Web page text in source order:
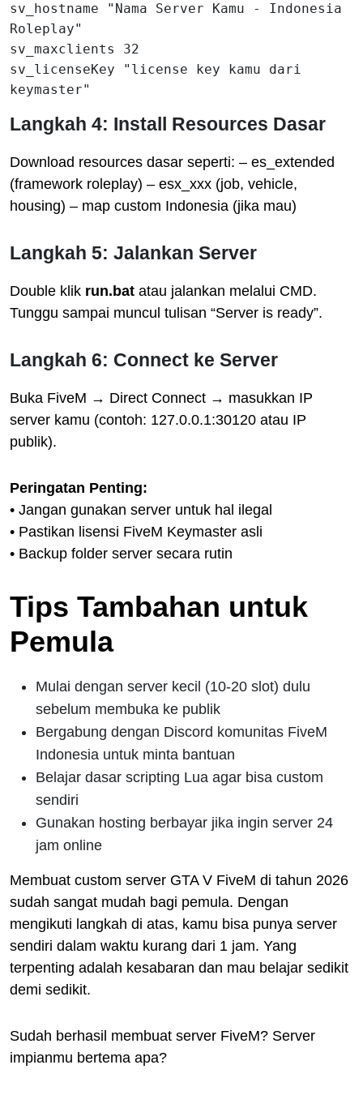
sv_hostname "Nama Server Kamu - Indonesia
Roleplay"
sv_maxclients 32
sv_licenseKey "license key kamu dari
Langkah 4: Install Resources Dasar
Download resources dasar seperti: – es_extended
(framework roleplay) – esx_xxx (job, vehicle,
housing) – map custom Indonesia (jika mau)
Langkah 5: Jalankan Server
Double klik run.bat atau jalankan melalui CMD.
Tunggu sampai muncul tulisan “Server is ready”.
Langkah 6: Connect ke Server
Buka FiveM → Direct Connect → masukkan IP
server kamu (contoh: 127.0.0.1:30120 atau IP
publik).
Peringatan Penting:
• Jangan gunakan server untuk hal ilegal
• Pastikan lisensi FiveM Keymaster asli
• Backup folder server secara rutin
Tips Tambahan untuk
Pemula
Mulai dengan server kecil (10-20 slot) dulu
sebelum membuka ke publik
Bergabung dengan Discord komunitas FiveM
Indonesia untuk minta bantuan
Belajar dasar scripting Lua agar bisa custom
sendiri
Gunakan hosting berbayar jika ingin server 24
jam online
Membuat custom server GTA V FiveM di tahun 2026
sudah sangat mudah bagi pemula. Dengan
mengikuti langkah di atas, kamu bisa punya server
sendiri dalam waktu kurang dari 1 jam. Yang
terpenting adalah kesabaran dan mau belajar sedikit
demi sedikit.
Sudah berhasil membuat server FiveM? Server
impianmu bertema apa?